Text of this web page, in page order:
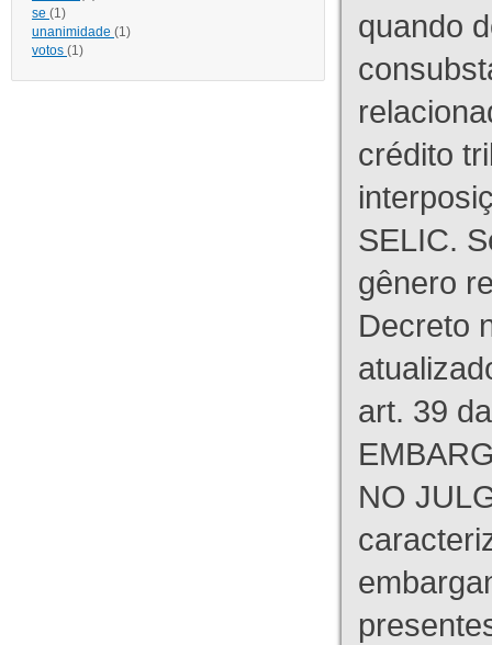
se (1)
unanimidade (1)
votos (1)
quando
crédito
SELIC.
gênero
Decreto
art. 39
NO